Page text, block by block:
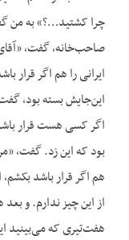
چرا کشتید…؟» به من
صاحب‌خانه، گفت،
ایرانی را هم اگر
این‌جایش بسته بود،
اگر کسی هست قرار
بود که این زد. گفت،
هم اگر قرار باشد
از این چیز ندارم. و
هفت‌تیری که می‌بینید